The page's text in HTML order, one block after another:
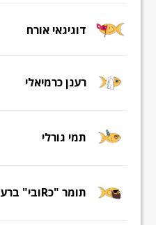
דוגיגאי אורח
רענן כרמיאלי
תמי גורלי
תומר "כRובי" ברעם